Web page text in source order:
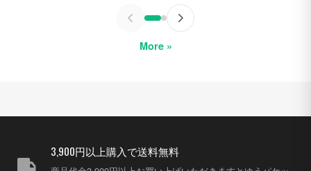
More »
3,900円以上購入で送料無料